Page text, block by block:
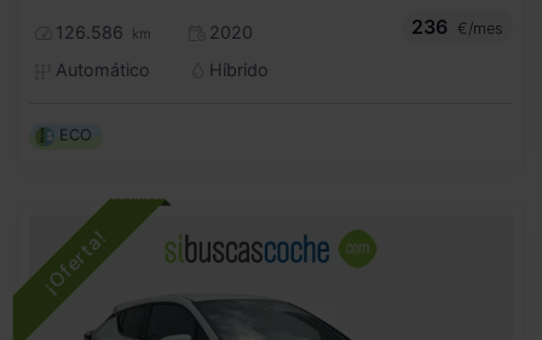
126.586 km
2020
Automático
Híbrido
236 €/mes
ECO